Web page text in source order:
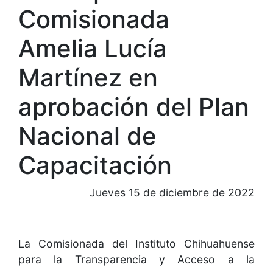
Comisionada
Amelia Lucía
Martínez en
aprobación del Plan
Nacional de
Capacitación
Jueves 15 de diciembre de 2022
La Comisionada del Instituto Chihuahuense
para la Transparencia y Acceso a la